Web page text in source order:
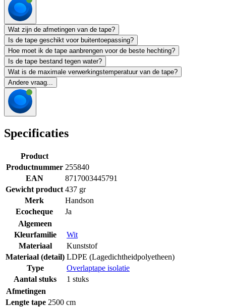
Wat zijn de afmetingen van de tape?
Is de tape geschikt voor buitentoepassing?
Hoe moet ik de tape aanbrengen voor de beste hechting?
Is de tape bestand tegen water?
Wat is de maximale verwerkingstemperatuur van de tape?
Andere vraag...
Specificaties
Product
Productnummer 255840
EAN
8717003445791
Gewicht product 437 gr
Merk
Handson
Ecocheque
Ja
Algemeen
Kleurfamilie
Wit
Materiaal
Kunststof
Materiaal (detail) LDPE (Lagedichtheidpolyetheen)
Type
Overlaptape isolatie
Aantal stuks
1 stuks
Afmetingen
Lengte tape 2500 cm